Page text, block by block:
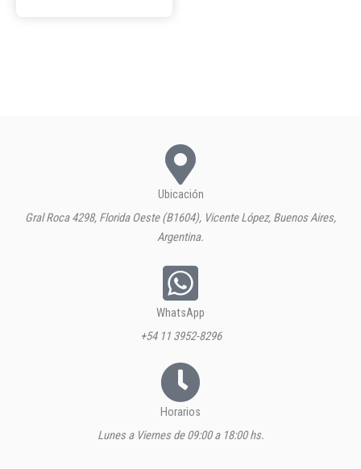
Ubicación
Gral Roca 4298, Florida Oeste (B1604), Vicente López, Buenos Aires,
Argentina.
WhatsApp
+54 11 3952-8296
Horarios
Lunes a Viernes de 09:00 a 18:00 hs.